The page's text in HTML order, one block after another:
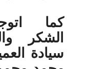
كما
الشكر
سيادة